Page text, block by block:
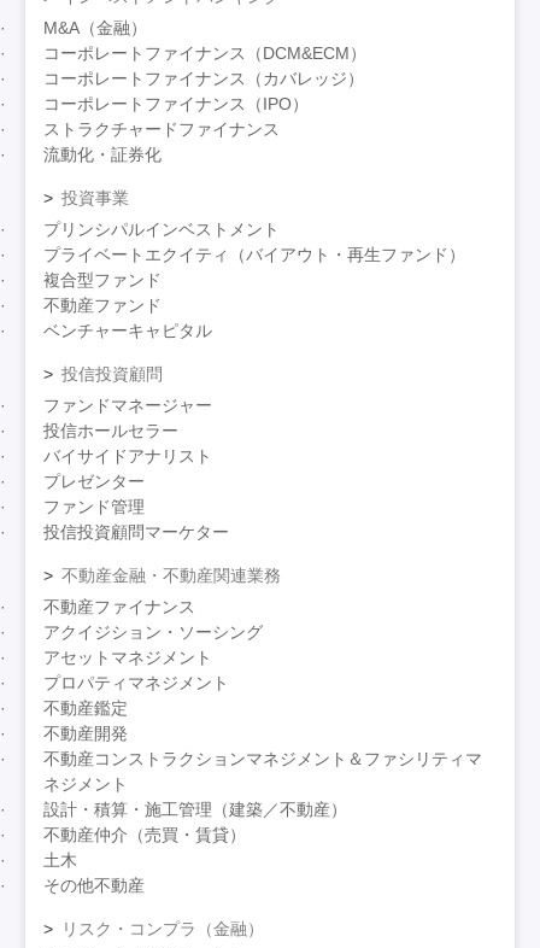
M&A（金融）
コーポレートファイナンス（DCM&ECM）
コーポレートファイナンス（カバレッジ）
コーポレートファイナンス（IPO）
ストラクチャードファイナンス
流動化・証券化
投資事業
プリンシパルインベストメント
プライベートエクイティ（バイアウト・再生ファンド）
複合型ファンド
不動産ファンド
ベンチャーキャピタル
投信投資顧問
ファンドマネージャー
投信ホールセラー
バイサイドアナリスト
プレゼンター
ファンド管理
投信投資顧問マーケター
不動産金融・不動産関連業務
不動産ファイナンス
アクイジション・ソーシング
アセットマネジメント
プロパティマネジメント
不動産鑑定
不動産開発
不動産コンストラクションマネジメント＆ファシリティマ
ネジメント
設計・積算・施工管理（建築／不動産）
不動産仲介（売買・賃貸）
土木
その他不動産
リスク・コンプラ（金融）